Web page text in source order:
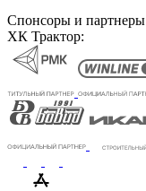
Спонсоры и партнеры
ХК Трактор: